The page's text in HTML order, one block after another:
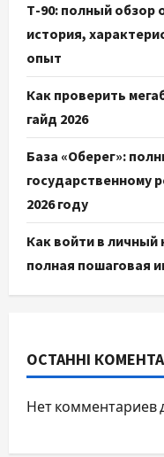
Т-90: полный обзор
история,
опыт
Как проверить
гайд 2026
База «Оберег»:
государственному
2026 году
Как войти в
полная пошаговая
ОСТАННІ
Нет комментариев